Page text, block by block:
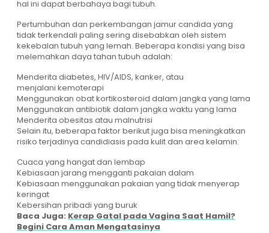
hal ini dapat berbahaya bagi tubuh.
Pertumbuhan dan perkembangan jamur candida yang
tidak terkendali paling sering disebabkan oleh sistem
kekebalan tubuh yang lemah. Beberapa kondisi yang bisa
melemahkan daya tahan tubuh adalah:
Menderita diabetes, HIV/AIDS, kanker, atau
menjalani kemoterapi
Menggunakan obat kortikosteroid dalam jangka yang lama
Menggunakan antibiotik dalam jangka waktu yang lama
Menderita obesitas atau malnutrisi
Selain itu, beberapa faktor berikut juga bisa meningkatkan
risiko terjadinya candidiasis pada kulit dan area kelamin:
Cuaca yang hangat dan lembap
Kebiasaan jarang mengganti pakaian dalam
Kebiasaan menggunakan pakaian yang tidak menyerap
keringat
Kebersihan pribadi yang buruk
Baca Juga: Kerap Gatal pada Vagina Saat Hamil?
Begini Cara Aman Mengatasinya